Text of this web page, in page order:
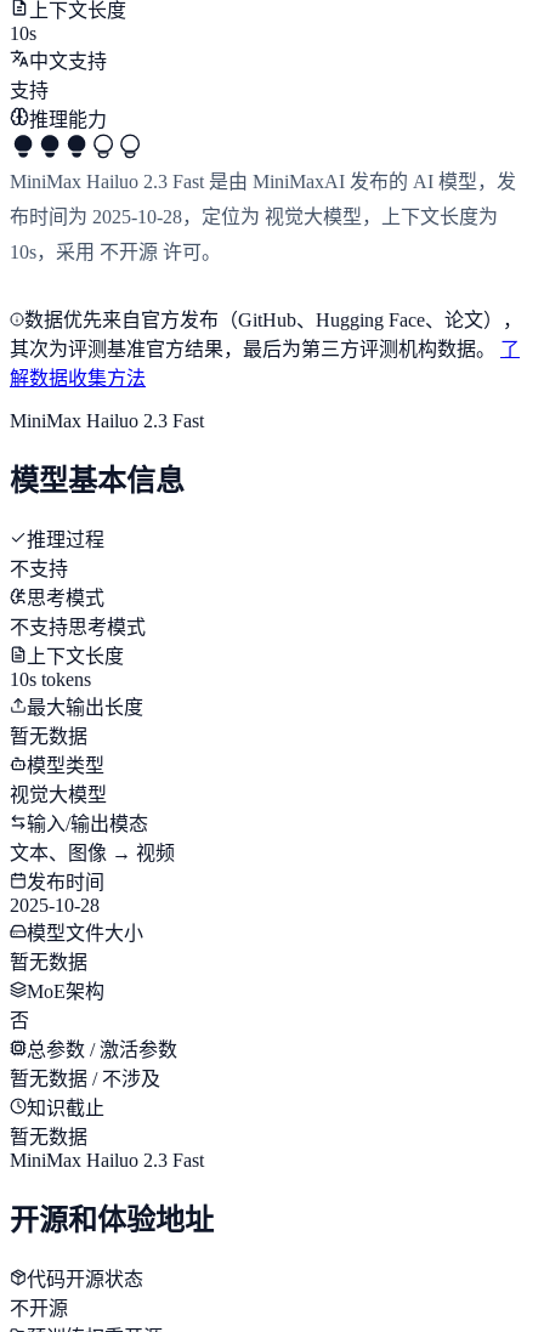
上下文长度
10s
中文支持
支持
推理能力
MiniMax Hailuo 2.3 Fast 是由 MiniMaxAI 发布的 AI 模型，发
布时间为 2025-10-28，定位为 视觉大模型，上下文长度为
10s，采用 不开源 许可。
数据优先来自官方发布（GitHub、Hugging Face、论文），
其次为评测基准官方结果，最后为第三方评测机构数据。
了
解数据收集方法
MiniMax Hailuo 2.3 Fast
模型基本信息
推理过程
不支持
思考模式
不支持思考模式
上下文长度
10s tokens
最大输出长度
暂无数据
模型类型
视觉大模型
输入/输出模态
文本、图像 → 视频
发布时间
2025-10-28
模型文件大小
暂无数据
MoE架构
否
总参数 / 激活参数
暂无数据 / 不涉及
知识截止
暂无数据
MiniMax Hailuo 2.3 Fast
开源和体验地址
代码开源状态
不开源